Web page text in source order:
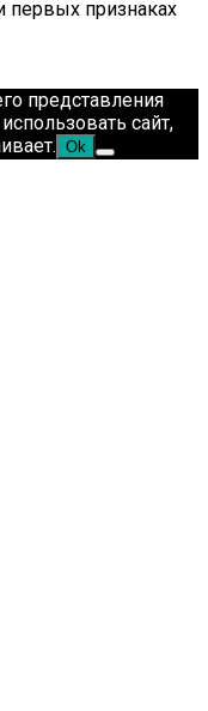
первых признаках
представления
сайт,
Ok